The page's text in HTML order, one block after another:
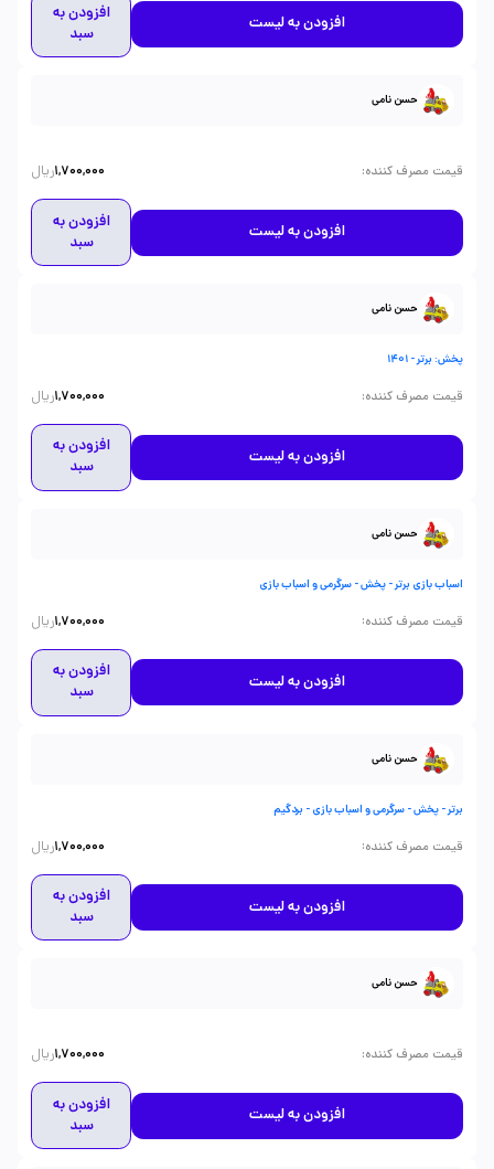
افزودن به لیست
افزودن به
سبد
حسن نامی
قیمت مصرف کننده:
1,700,000ریال
افزودن به لیست
افزودن به
سبد
حسن نامی
پخش: برتر - 1401
قیمت مصرف کننده:
1,700,000ریال
افزودن به لیست
افزودن به
سبد
حسن نامی
اسباب بازی برتر - پخش - سرگرمی و اسباب بازی
قیمت مصرف کننده:
1,700,000ریال
افزودن به لیست
افزودن به
سبد
حسن نامی
برتر - پخش - سرگرمی و اسباب بازی - بردگیم
قیمت مصرف کننده:
1,700,000ریال
افزودن به لیست
افزودن به
سبد
حسن نامی
قیمت مصرف کننده:
1,700,000ریال
افزودن به لیست
افزودن به
سبد